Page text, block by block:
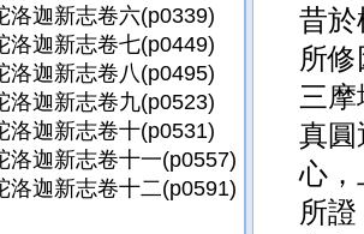
洛迦新志卷六(p0339)
洛迦新志卷七(p0449)
洛迦新志卷八(p0495)
洛迦新志卷九(p0523)
洛迦新志卷十(p0531)
洛迦新志卷十一(p0557)
洛迦新志卷十二(p0591)
昔於
所
三
真圓
心，
所